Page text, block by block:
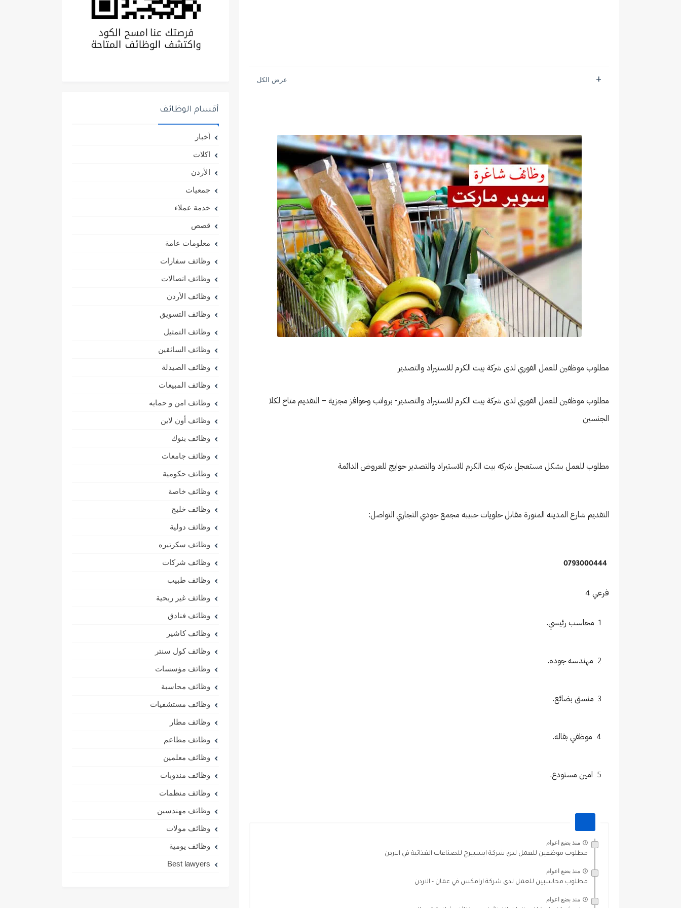
مطلوب موظفين للعمل الفوري لدى شركة بيت الكرم للاستيراد والتصدير
مطلوب موظفين للعمل الفوري لدى شركة بيت الكرم للاستيراد والتصدير- برواتب وحوافز مجزية – التقديم متاح لكلا
الجنسين
مطلوب للعمل بشكل مستعجل شركه بيت الكرم للاستيراد والتصدير حوايج للعروض الدائمة
التقديم شارع المدينه المنورة مقابل حلويات حبيبه مجمع جودي التجاري التواصل:
0793000444
فرعي 4
محاسب رئيسي.
مهندسه جوده.
منسق بضائع.
موظفي بقاله.
امين مستودع.
منذ بضع اعوام
مطلوب موظفين للعمل لدى شركة ايسبيرج للصناعات الغذائية في الاردن
منذ بضع اعوام
مطلوب محاسبين للعمل لدى شركة ارامكس في عمان - الاردن
منذ بضع اعوام
أقسام الوظائف
أخبار
اكلات
الأردن
جمعيات
خدمة عملاء
قصص
معلومات عامة
وظائف سفارات
وظائف اتصالات
وظائف الأردن
وظائف التسويق
وظائف التمثيل
وظائف السائقين
وظائف الصيدلة
وظائف المبيعات
وظائف امن و حمايه
وظائف أون لاين
وظائف بنوك
وظائف جامعات
وظائف حكومية
وظائف خاصة
وظائف خليج
وظائف دولية
وظائف سكرتيره
وظائف شركات
وظائف طبيب
وظائف غير ربحية
وظائف فنادق
وظائف كاشير
وظائف كول سنتر
وظائف مؤسسات
وظائف محاسبة
وظائف مستشفيات
وظائف مطار
وظائف مطاعم
وظائف معلمين
وظائف مندوبات
وظائف منظمات
وظائف مهندسين
وظائف مولات
وظائف يومية
Best lawyers